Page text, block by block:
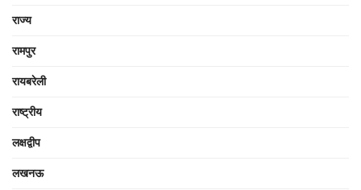
राज्य
रामपुर
रायबरेली
राष्ट्रीय
लक्षद्वीप
लखनऊ